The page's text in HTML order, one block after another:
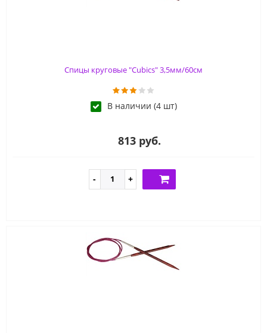
Спицы круговые "Cubics" 3,5мм/60см
В наличии (4 шт)
813 руб.